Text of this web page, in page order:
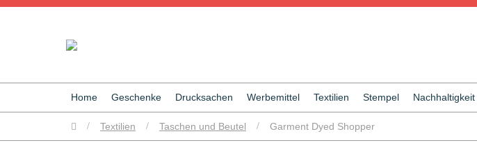
Home Geschenke Drucksachen Werbemittel Textilien Stempel Nachhaltigkeit
/ Textilien / Taschen und Beutel / Garment Dyed Shopper